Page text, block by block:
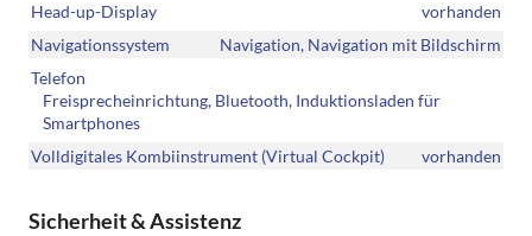
Head-up-Display
vorhanden
Navigationssystem
Navigation, Navigation mit Bildschirm
Telefon
Freisprecheinrichtung, Bluetooth, Induktionsladen für
Smartphones
Volldigitales Kombiinstrument (Virtual Cockpit)
vorhanden
Sicherheit & Assistenz